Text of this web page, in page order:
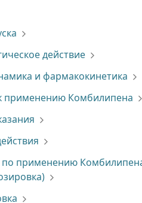
действие
и фармакокинетика
применению Комбилипена
по применению